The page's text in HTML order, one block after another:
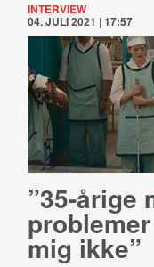
INTERVIEW
04. JULI 2021 | 17:57
”35-årige
mig ikke”